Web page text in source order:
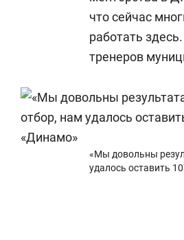
что сейчас
работать
тренеров
«Мы довольны
удалось оставить